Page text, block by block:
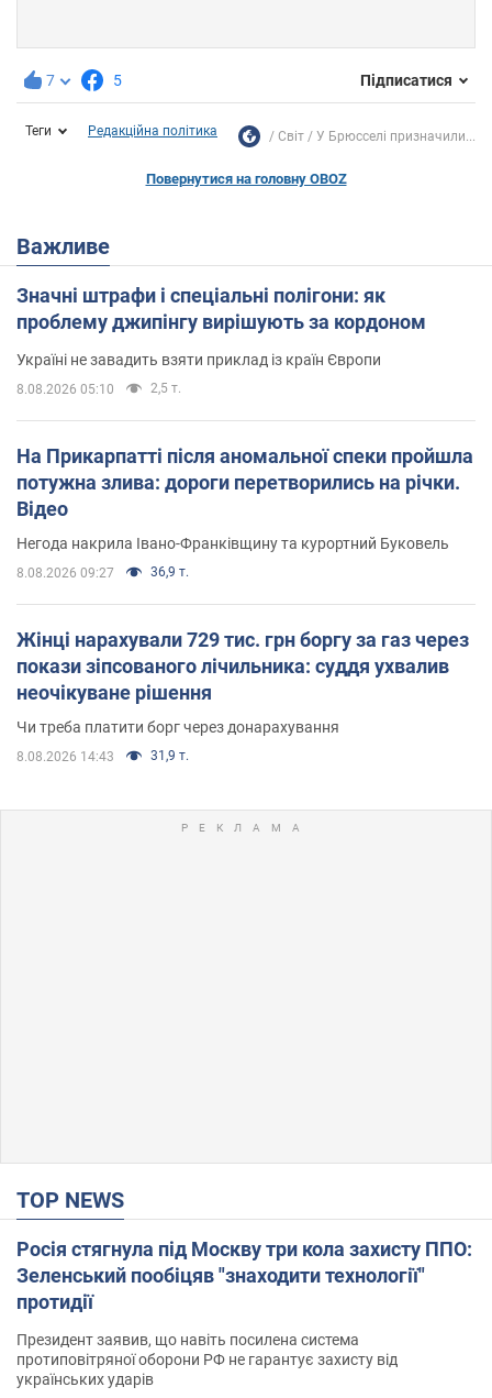
7 5 Підписатися
Теги Редакційна політика Світ У Брюсселі призначили...
Повернутися на головну OBOZ
Важливе
Значні штрафи і спеціальні полігони: як
проблему джипінгу вирішують за кордоном
Україні не завадить взяти приклад із країн Європи
8.08.2026 05:10 2,5 т.
На Прикарпатті після аномальної спеки пройшла
потужна злива: дороги перетворились на річки.
Відео
Негода накрила Івано-Франківщину та курортний Буковель
8.08.2026 09:27 36,9 т.
Жінці нарахували 729 тис. грн боргу за газ через
покази зіпсованого лічильника: суддя ухвалив
неочікуване рішення
Чи треба платити борг через донарахування
8.08.2026 14:43 31,9 т.
TOP NEWS
Росія стягнула під Москву три кола захисту ППО:
Зеленський пообіцяв "знаходити технології"
протидії
Президент заявив, що навіть посилена система
протиповітряної оборони РФ не гарантує захисту від
українських ударів